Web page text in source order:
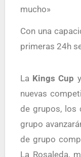
mucho»
Con una
primeras 24h
La Kings Cup
nuevas
de grupos, los
grupo
de grupo
La Rosaleda,